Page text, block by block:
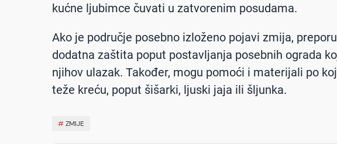
kućne ljubimce čuvati u zatvorenim posudama.
Ako je područje posebno izloženo pojavi zmija,
dodatna zaštita poput postavljanja posebnih ograda
njihov ulazak. Također, mogu pomoći i materijali po
teže kreću, poput šišarki, ljuski jaja ili šljunka.
#ZMIJE